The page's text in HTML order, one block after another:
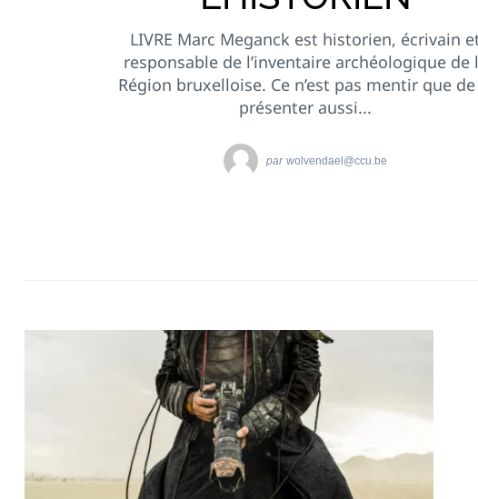
LIVRE Marc Meganck est historien, écrivain
responsable de l’inventaire archéologique de
Région bruxelloise. Ce n’est pas mentir que
présenter aussi...
par wolvendael@ccu.be